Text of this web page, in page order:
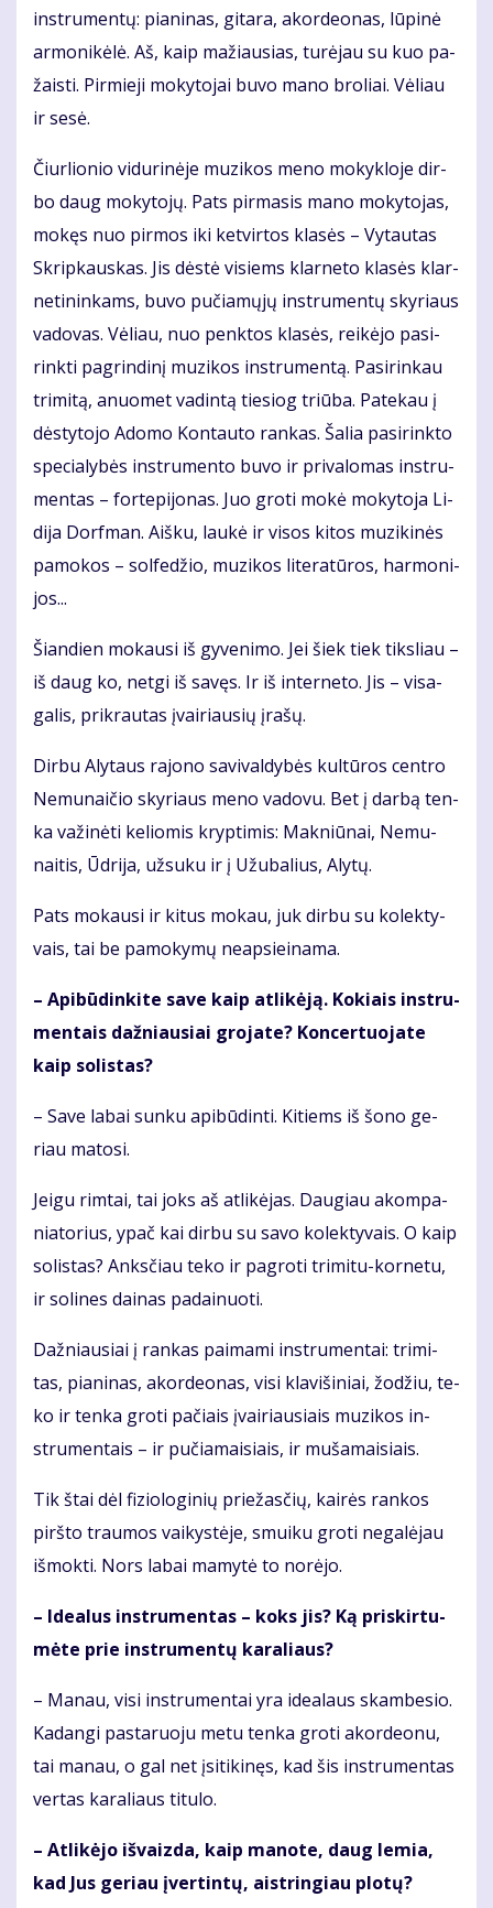
in­stru­men­tų: pia­ni­nas, gi­ta­ra, akor­de­o­nas, lū­pi­nė
ar­mo­ni­kė­lė. Aš, kaip ma­žiau­sias, tu­rė­jau su kuo pa­
žais­ti. Pir­mie­ji mo­ky­to­jai bu­vo ma­no bro­liai. Vė­liau
ir se­sė.
Čiur­lio­nio vi­du­ri­nė­je mu­zi­kos me­no mo­kyk­lo­je dir­
bo daug mo­ky­to­jų. Pats pir­ma­sis ma­no mo­ky­to­jas,
mo­kęs nuo pir­mos iki ket­vir­tos kla­sės – Vy­tau­tas
Skrip­kaus­kas. Jis dės­tė vi­siems klar­ne­to kla­sės klar­
ne­ti­nin­kams, bu­vo pu­čia­mų­jų in­stru­men­tų sky­riaus
va­do­vas. Vė­liau, nuo penk­tos kla­sės, rei­kė­jo pa­si­
rink­ti pa­grin­di­nį mu­zi­kos in­stru­men­tą. Pa­si­rin­kau
tri­mi­tą, anuo­met va­din­tą tie­siog triū­ba. Pa­te­kau į
dės­ty­to­jo Ado­mo Kon­tau­to ran­kas. Ša­lia pa­si­rink­to
spe­cia­ly­bės in­stru­men­to bu­vo ir pri­va­lo­mas in­stru­
men­tas – for­te­pi­jo­nas. Juo gro­ti mo­kė mo­ky­to­ja Li­
di­ja Dorf­man. Aiš­ku, lau­kė ir vi­sos ki­tos mu­zi­ki­nės
pa­mo­kos – sol­fe­džio, mu­zi­kos li­te­ra­tū­ros, har­mo­ni­
jos...
Šian­dien mo­kau­si iš gy­ve­ni­mo. Jei šiek tiek tiks­liau –
iš daug ko, net­gi iš sa­vęs. Ir iš in­ter­ne­to. Jis – vi­sa­
ga­lis, pri­krau­tas įvai­riau­sių įra­šų.
Dir­bu Aly­taus ra­jo­no sa­vi­val­dy­bės kul­tū­ros cen­tro
Ne­mu­nai­čio sky­riaus me­no va­do­vu. Bet į dar­bą ten­
ka va­ži­nė­ti ke­lio­mis kryp­ti­mis: Mak­niū­nai, Ne­mu­
nai­tis, Ūd­ri­ja, už­su­ku ir į Užu­ba­lius, Aly­tų.
Pats mo­kau­si ir ki­tus mo­kau, juk dir­bu su ko­lek­ty­
vais, tai be pa­mo­ky­mų neap­si­ei­na­ma.
– Api­bū­din­ki­te sa­ve kaip at­li­kė­ją. Ko­kiais in­stru­
men­tais daž­niau­siai gro­ja­te? Kon­cer­tuo­ja­te
kaip so­lis­tas?
– Sa­ve la­bai sun­ku api­bū­din­ti. Ki­tiems iš šo­no ge­
riau ma­to­si.
Jei­gu rim­tai, tai joks aš at­li­kė­jas. Dau­giau akom­pa­
nia­to­rius, ypač kai dir­bu su sa­vo ko­lek­ty­vais. O kaip
so­lis­tas? Anks­čiau te­ko ir pa­gro­ti tri­mi­tu-kor­ne­tu,
ir so­li­nes dai­nas pa­dai­nuo­ti.
Daž­niau­siai į ran­kas pa­ima­mi in­stru­men­tai: tri­mi­
tas, pia­ni­nas, akor­de­o­nas, vi­si kla­vi­ši­niai, žo­džiu, te­
ko ir ten­ka gro­ti pa­čiais įvai­riau­siais mu­zi­kos in­
stru­men­tais – ir pu­čia­mai­siais, ir mu­ša­mai­siais.
Tik štai dėl fi­zio­lo­gi­nių prie­žas­čių, kai­rės ran­kos
pirš­to trau­mos vai­kys­tė­je, smui­ku gro­ti ne­ga­lė­jau
iš­mok­ti. Nors la­bai ma­my­tė to no­rė­jo.
– Ide­a­lus in­stru­men­tas – koks jis? Ką pri­skir­tu­
mė­te prie in­stru­men­tų ka­ra­liaus?
– Ma­nau, vi­si in­stru­men­tai yra ide­a­laus skam­be­sio.
Ka­dan­gi pas­ta­ruo­ju me­tu ten­ka gro­ti akor­de­o­nu,
tai ma­nau, o gal net įsi­ti­ki­nęs, kad šis in­stru­men­tas
ver­tas ka­ra­liaus ti­tu­lo.
– At­li­kė­jo iš­vaiz­da, kaip ma­no­te, daug le­mia,
kad Jus ge­riau įver­tin­tų, aist­rin­giau plo­tų?